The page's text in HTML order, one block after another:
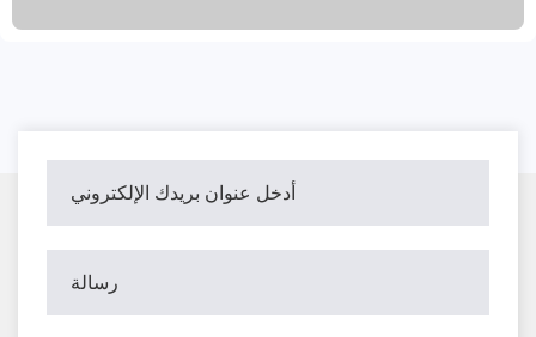
للطلبات التجريبية، وضمانًا لمدة عامين مع ضمان قطع مسافة